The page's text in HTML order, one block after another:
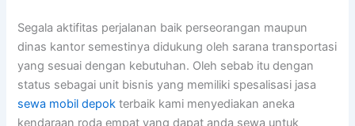
Segala aktifitas perjalanan baik perseorangan maupun
dinas kantor semestinya didukung oleh sarana transportasi
yang sesuai dengan kebutuhan. Oleh sebab itu dengan
status sebagai unit bisnis yang memiliki spesalisasi jasa
sewa mobil depok terbaik kami menyediakan aneka
kendaraan roda empat yang dapat anda sewa untuk